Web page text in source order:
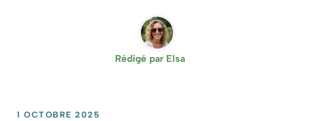
Rédigé par Elsa
1 OCTOBRE 2025